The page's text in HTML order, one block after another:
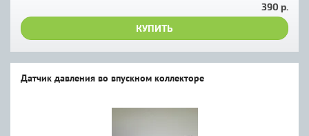
390 р.
КУПИТЬ
Датчик давления во впускном коллекторе